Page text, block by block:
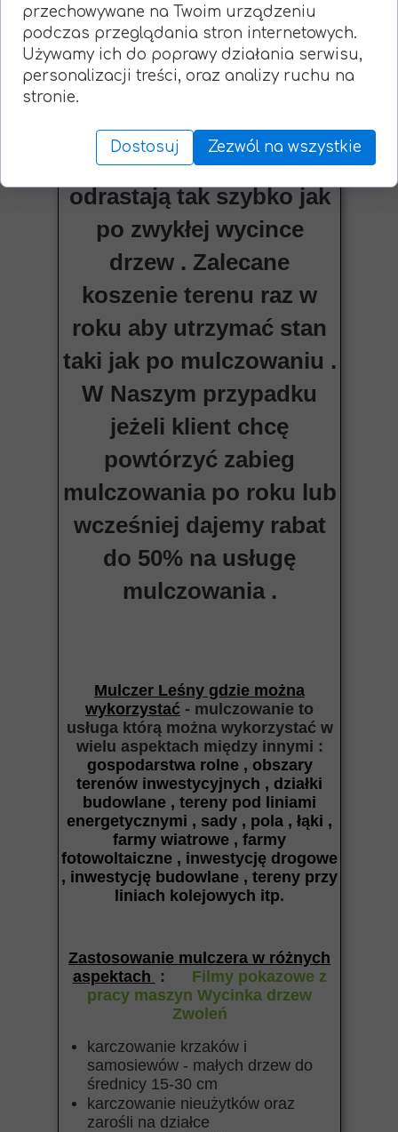
przypadku zakrzaczeń i
małych samosiewów nie
martwimy się o pieńki w
ziemi ponieważ zostają
zmieszane z glebą i nie
odrastają tak szybko jak
po zwykłej wycince
drzew . Zalecane
koszenie terenu raz w
roku aby utrzymać stan
taki jak po mulczowaniu .
W Naszym przypadku
jeżeli klient chcę
powtórzyć zabieg
mulczowania po roku lub
wcześniej dajemy rabat
do 50% na usługę
mulczowania .
Mulczer Leśny gdzie można
wykorzystać - mulczowanie to
usługa którą można wykorzystać w
wielu aspektach międzyinnymi :
gospodarstwa rolne , obszary
terenów inwestycyjnych , działki
budowlane , tereny pod liniami
energetycznymi , sady , pola , łąki ,
farmy wiatrowe , farmy
fotowoltaiczne , inwestycję drogowe
, inwestycję budowlane , tereny przy
liniach kolejowych itp.
Zastosowanie mulczera w różnych
aspektach
:
Filmy pokazowe z
pracy maszyn Wycinka drzew
Zwoleń
karczowanie krzaków i
samosiewów - małych drzew do
średnicy 15-30 cm
karczowanie nieużytków oraz
zarośli na działce
przechowywane na Twoim urządzeniu
podczas przeglądania stron internetowych.
Używamy ich do poprawy działania serwisu,
personalizacji treści, oraz analizy ruchu na
stronie.
Dostosuj Zezwól na wszystkie